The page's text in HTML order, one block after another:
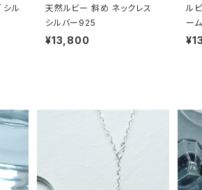
シル
天然ルビー 斜め ネックレス
シルバー925
¥13,800
ル
ー